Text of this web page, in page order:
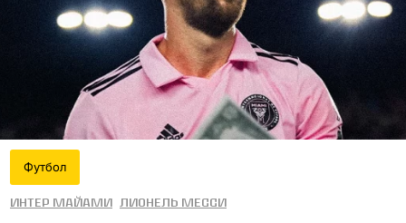
Футбол
Интер Майами Лионель Месси